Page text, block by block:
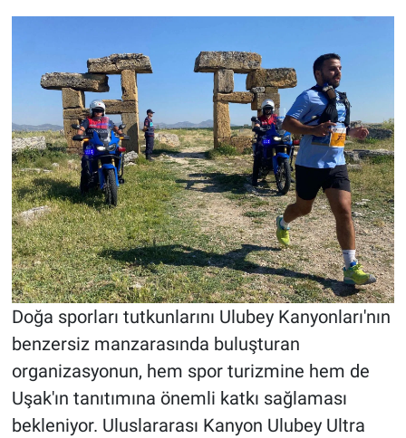
Doğa sporları tutkunlarını Ulubey Kanyonları'nın
benzersiz manzarasında buluşturan
organizasyonun, hem spor turizmine hem de
Uşak'ın tanıtımına önemli katkı sağlaması
bekleniyor. Uluslararası Kanyon Ulubey Ultra